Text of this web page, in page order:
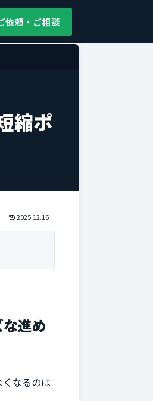
依頼・ご相談
縮ポ
2025.12.16
進め
なるのは